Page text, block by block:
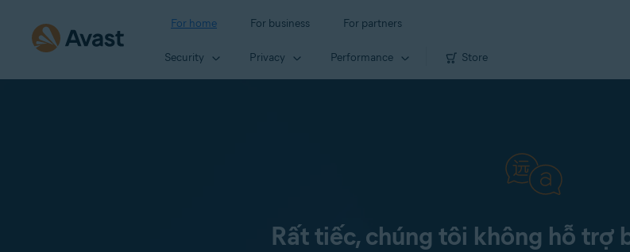
For home For business For partners
Security Privacy Performance Store
Rất tiếc, chúng tôi không hỗ trợ